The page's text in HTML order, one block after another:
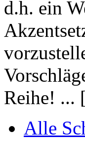
d.h. ein
Reihe! ...
Alle